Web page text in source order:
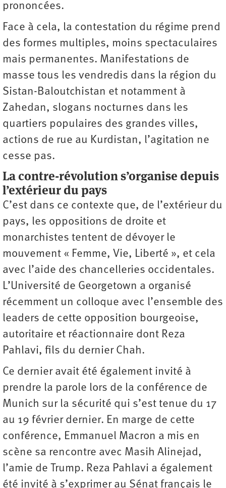
prononcées.
Face à cela, la contestation du régime prend
des formes multiples, moins spectaculaires
mais permanentes. Manifestations de
masse tous les vendredis dans la région du
Sistan-Baloutchistan et notamment à
Zahedan, slogans nocturnes dans les
quartiers populaires des grandes villes,
actions de rue au Kurdistan, l’agitation ne
cesse pas.
La contre-révolution s’organise depuis
l’extérieur du pays
C’est dans ce contexte que, de l’extérieur du
pays, les oppositions de droite et
monarchistes tentent de dévoyer le
mouvement « Femme, Vie, Liberté », et cela
avec l’aide des chancelleries occidentales.
L’Université de Georgetown a organisé
récemment un colloque avec l’ensemble des
leaders de cette opposition bourgeoise,
autoritaire et réactionnaire dont Reza
Pahlavi, fils du dernier Chah.
Ce dernier avait été également invité à
prendre la parole lors de la conférence de
Munich sur la sécurité qui s’est tenue du 17
au 19 février dernier. En marge de cette
conférence, Emmanuel Macron a mis en
scène sa rencontre avec Masih Alinejad,
l’amie de Trump. Reza Pahlavi a également
été invité à s’exprimer au Sénat français le